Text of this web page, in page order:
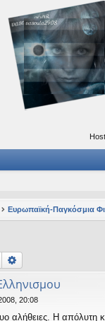
ταξίδια του νού...
Ευρωπαϊκή-Παγκόσμια
Αναζήτηση
20:08
αλήθειες. Η απόλυτη